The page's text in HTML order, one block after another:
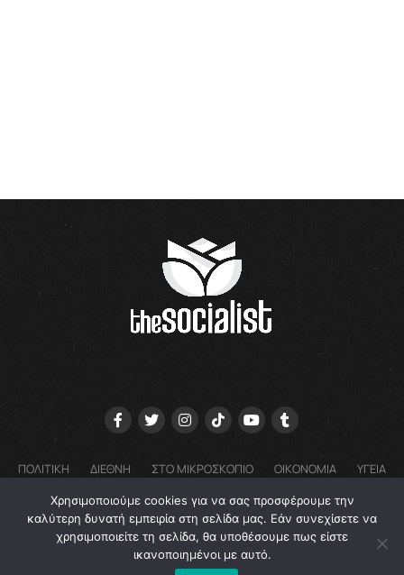
ΠΟΛΙΤΙΚΗ ΔΙΕΘΝΗ ΣΤΟ ΜΙΚΡΟΣΚΟΠΙΟ ΟΙΚΟΝΟΜΙΑ
ΥΓΕΙΑ
ΓΝΩΜΕΣ
COOKIE POLICY (EU) – ΠΟΛΙΤΙΚΗ ΑΠΟΡΡΗΤΟΥ
EMAIL: GRTHESOCIALIST@GMAIL.COM
Χρησιμοποιούμε cookies για να σας προσφέρουμε την
καλύτερη δυνατή εμπειρία στη σελίδα μας. Εάν συνεχίσετε να
χρησιμοποιείτε τη σελίδα, θα υποθέσουμε πως είστε
ικανοποιημένοι με αυτό.